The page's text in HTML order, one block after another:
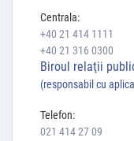
Centrala:
+40 21 414 1111
+40 21 316 0300
Biroul relaţii
(responsabil cu
Telefon:
021 414 27 09